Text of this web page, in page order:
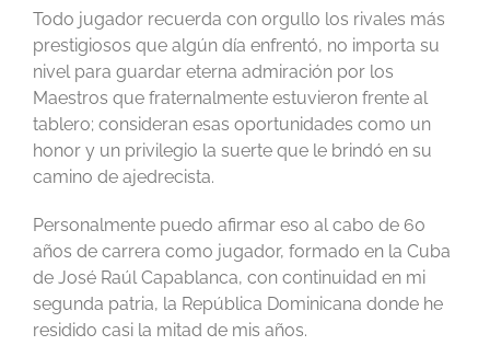
Todo jugador recuerda con orgullo los rivales más
prestigiosos que algún día enfrentó, no importa su
nivel para guardar eterna admiración por los
Maestros que fraternalmente estuvieron frente al
tablero; consideran esas oportunidades como un
honor y un privilegio la suerte que le brindó en su
camino de ajedrecista.
Personalmente puedo afirmar eso al cabo de 60
años de carrera como jugador, formado en la Cuba
de José Raúl Capablanca, con continuidad en mi
segunda patria, la República Dominicana donde he
residido casi la mitad de mis años.